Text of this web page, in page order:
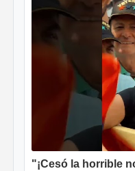
"¡Cesó la horrible